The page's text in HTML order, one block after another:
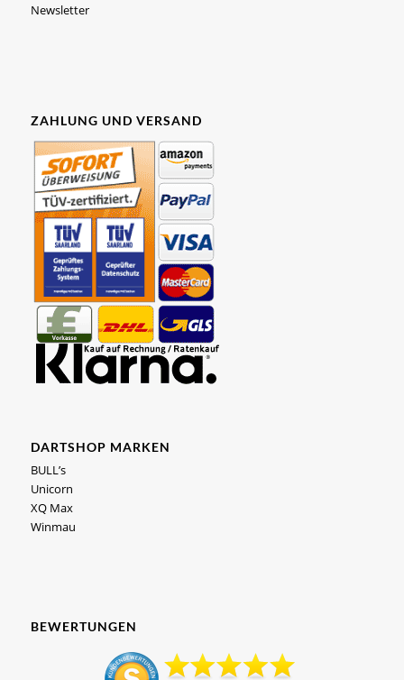
Newsletter
ZAHLUNG UND VERSAND
DARTSHOP MARKEN
BULL’s
Unicorn
XQ Max
Winmau
BEWERTUNGEN